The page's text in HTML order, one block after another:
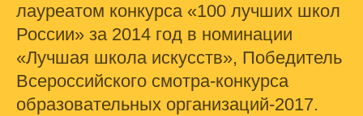
лауреатом конкурса «100 лучших школ
России» за 2014 год в номинации
«Лучшая школа искусств», Победитель
Всероссийского смотра-конкурса
образовательных организаций-2017.